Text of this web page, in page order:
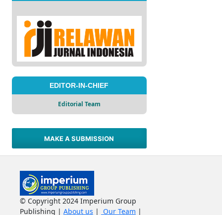
EDITOR-IN-CHIEF
Editorial Team
MAKE A SUBMISSION
© Copyright 2024 Imperium Group
Publishing | About us | Our Team |